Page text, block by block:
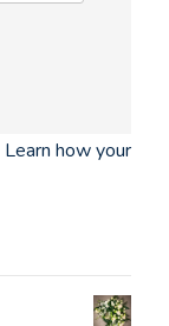
Learn how your